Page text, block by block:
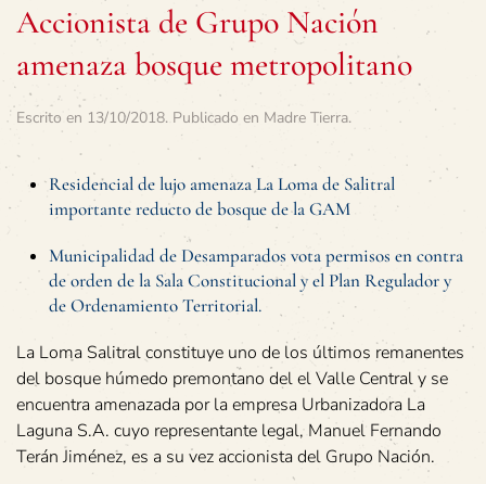
Accionista de Grupo Nación
amenaza bosque metropolitano
Escrito en 13/10/2018. Publicado en Madre Tierra.
Residencial de lujo amenaza La Loma de Salitral
importante reducto de bosque de la GAM
Municipalidad de Desamparados vota permisos en contra
de orden de la Sala Constitucional y el Plan Regulador y
de Ordenamiento Territorial.
La Loma Salitral constituye uno de los últimos remanentes
del bosque húmedo premontano del el Valle Central y se
encuentra amenazada por la empresa Urbanizadora La
Laguna S.A. cuyo representante legal, Manuel Fernando
Terán Jiménez, es a su vez accionista del Grupo Nación.